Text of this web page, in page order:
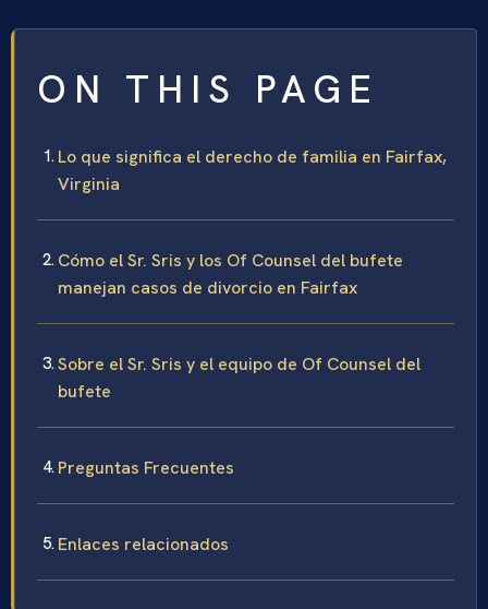
ON THIS PAGE
Lo que significa el derecho de familia en Fairfax,
Virginia
Cómo el Sr. Sris y los Of Counsel del bufete
manejan casos de divorcio en Fairfax
Sobre el Sr. Sris y el equipo de Of Counsel del
bufete
Preguntas Frecuentes
Enlaces relacionados